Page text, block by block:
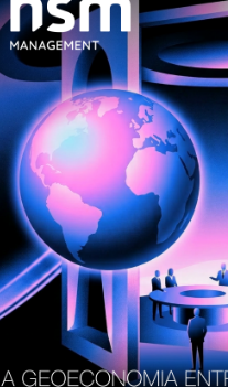
PB]
ucp6tw9r5u7d/
professor do Insper,
zen-budismo
ao mestre Eihei
de principiante,
fortes.
foi a São Francisco
de 17 anos chamado
da Apple tiveram
“stay hungry, stay
de principiante.